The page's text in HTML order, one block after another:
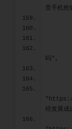
贵手机抢
吗",
"https://
经发展成